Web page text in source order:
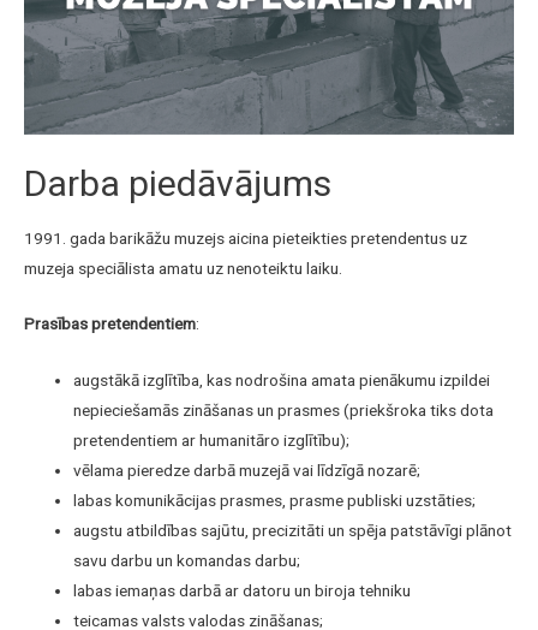
Darba piedāvājums
1991. gada barikāžu muzejs aicina pieteikties pretendentus uz
muzeja speciālista amatu uz nenoteiktu laiku.​
Prasības pretendentiem:
augstākā izglītība, kas nodrošina amata pienākumu izpildei
nepieciešamās zināšanas un prasmes (priekšroka tiks dota
pretendentiem ar humanitāro izglītību);
vēlama pieredze darbā muzejā vai līdzīgā nozarē;
labas komunikācijas prasmes, prasme publiski uzstāties;
augstu atbildības sajūtu, precizitāti un spēja patstāvīgi plānot
savu darbu un komandas darbu;
labas iemaņas darbā ar datoru un biroja tehniku
teicamas valsts valodas zināšanas;